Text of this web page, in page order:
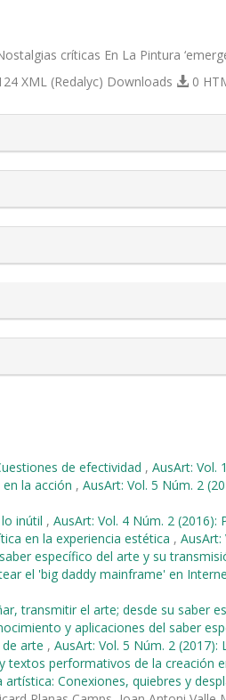
críticas En La Pintura
XML (Redalyc) Downloads 0
de efectividad , AusArt: Vol.
la acción , AusArt: Vol. 5 Núm. 2
inútil , AusArt: Vol. 4 Núm. 2
en la experiencia estética , AusArt:
específico del arte y su
el 'big daddy mainframe' en
transmitir el arte; desde su saber
y aplicaciones del saber
arte , AusArt: Vol. 5 Núm. 2
textos performativos de la creación
Conexiones, quiebres y